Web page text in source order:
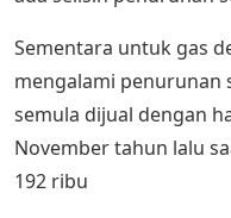
Sementara untuk gas
mengalami penurunan
semula dijual dengan
November tahun lalu
192 ribu